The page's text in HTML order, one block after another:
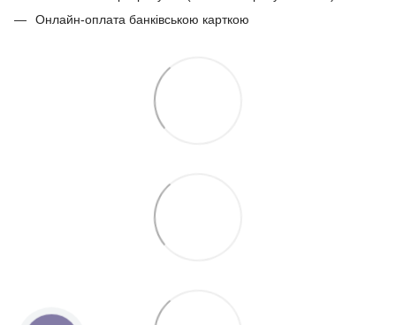
Онлайн-оплата банківською карткою